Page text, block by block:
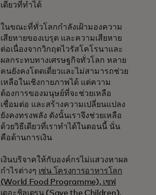
เดียวที่ทำได้
ในขณะที่ทั่วโลกกำลังเฝ้ามองความ
เสียหายของเบรุต และความเสียหาย
ต่อเนื่องจากวิกฤตไวรัสโคโรนาและ
ผลกระทบทางเศรษฐกิจทั่วโลก หลาย
คนยังคงโดดเดี่ยวและไม่สามารถช่วย
เหลือในเชิงกายภาพได้ แต่ความ
ต้องการของมนุษย์ที่จะช่วยเหลือ
เชื่อมต่อ และสร้างความเปลี่ยนแปลง
ยังคงทรงพลัง ดังนั้นเราจึงช่วยเหลือ
ด้วยวิธีเดียวที่เราทำได้ในตอนนี้ นั่น
คือด้านการเงิน
เงินบริจาคให้กับองค์กรไม่แสวงหาผล
กำไรต่างๆ เช่น โครงการอาหารโลก
(World Food Programme), เซฟ
เดอะชิลเดรน (Save the Children),